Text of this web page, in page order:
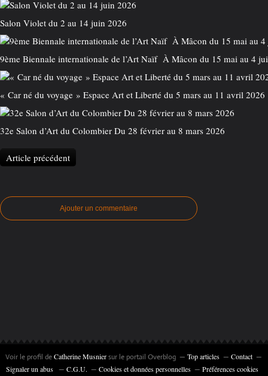
Salon Violet du 2 au 14 juin 2026
9ème Biennale internationale de l’Art Naïf À Mâcon du 15 mai au 4
« Car né du voyage » Espace Art et Liberté du 5 mars au 11 avril 2026
32e Salon d’Art du Colombier Du 28 février au 8 mars 2026
Article précédent
Ajouter un commentaire
Voir le profil deCatherine Musniersur le portail Overblog Top articles
Contact
Signaler un abus
C.G.U. Cookies et données personnelles Préférences cookies